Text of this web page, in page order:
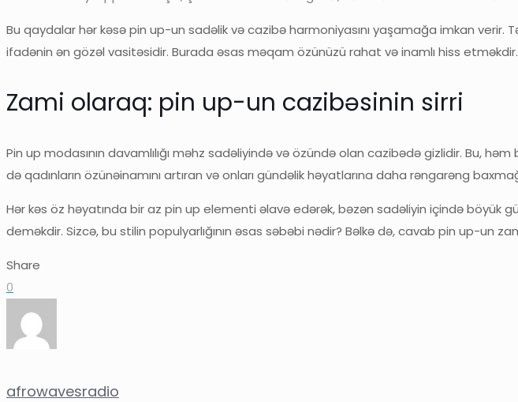
Bu qaydalar hər kəsə pin up-un sadəlik və cazibə harmoniyasını yaşamağa imkan verir.
ifadənin ən gözəl vasitəsidir. Burada əsas məqam özünüzü rahat və inamlı hiss etməkdir.
Zami olaraq: pin up-un cazibəsinin sirri
Pin up modasının davamlılığı məhz sadəliyində və özündə olan cazibədə gizlidir. Bu,
də qadınların özünəinamını artıran və onları gündəlik həyatlarına daha rəngarəng
Hər kəs öz həyatında bir az pin up elementi əlavə edərək, bəzən sadəliyin içində böyük
deməkdir. Sizcə, bu stilin populyarlığının əsas səbəbi nədir? Bəlkə də, cavab pin up-un
Share
0
afrowavesradio